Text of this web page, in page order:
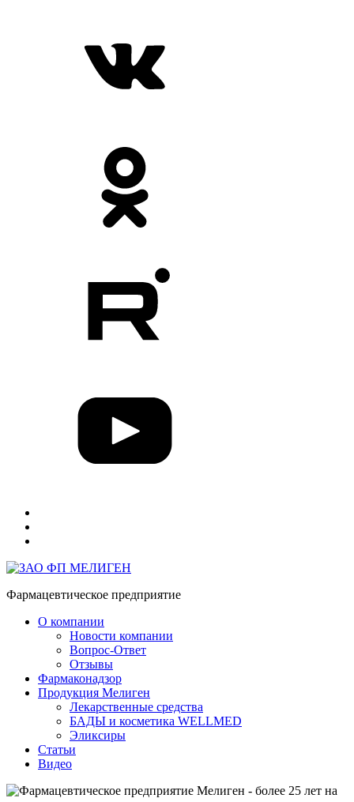
Фармацевтическое предприятие
О компании
Новости компании
Вопрос-Ответ
Отзывы
Фармаконадзор
Продукция Мелиген
Лекарственные средства
БАДЫ и косметика WELLMED
Эликсиры
Статьи
Видео